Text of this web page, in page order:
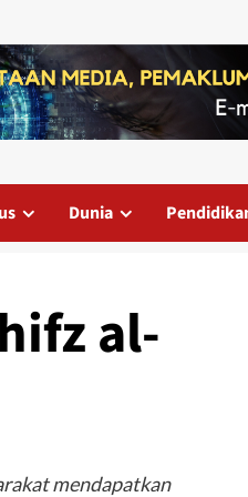
Dunia
al-
mendapatkan